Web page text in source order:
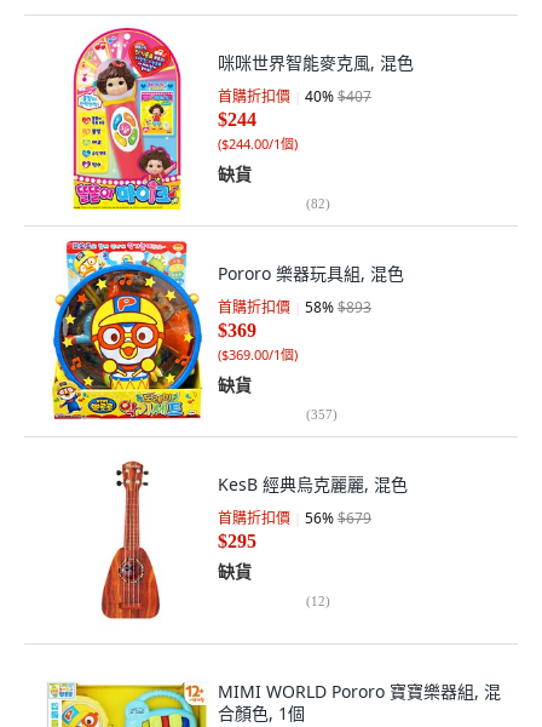
咪咪世界智能麥克風, 混色
首購折扣價 40%$407
$244
($244.00/1個)
缺貨
(82)
Pororo 樂器玩具組, 混色
首購折扣價 58%$893
$369
($369.00/1個)
缺貨
(357)
KesB 經典烏克麗麗, 混色
首購折扣價 56%$679
$295
缺貨
(12)
MIMI WORLD Pororo 寶寶樂器組, 混
合顏色, 1個